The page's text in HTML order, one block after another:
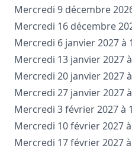
Mercredi 9 décembre
Mercredi 16 décembre
Mercredi 6 janvier 2027 à
Mercredi 13 janvier 2027
Mercredi 20 janvier 2027
Mercredi 27 janvier 2027
Mercredi 3 février 2027 à
Mercredi 10 février 2027 à
Mercredi 17 février 2027 à